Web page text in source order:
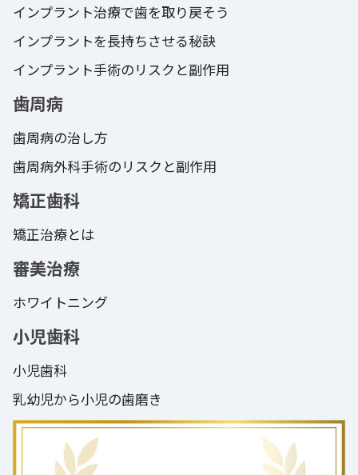
インプラント治療で歯を取り戻そう
インプラントを長持ちさせる秘訣
インプラント手術のリスクと副作用
歯周病
歯周病の治し方
歯周病外科手術のリスクと副作用
矯正歯科
矯正治療とは
審美治療
ホワイトニング
小児歯科
小児歯科
乳幼児から小児の歯磨き